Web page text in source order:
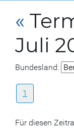
«
Juli
Bundesland:
1
Für diesen